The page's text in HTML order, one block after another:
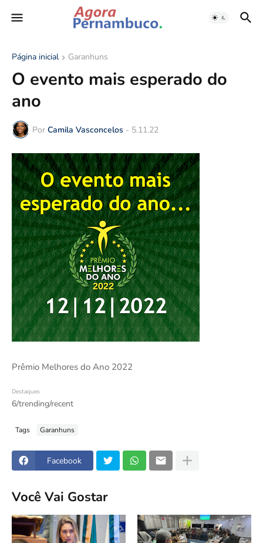
Página inicial Garanhuns
O evento mais esperado do
ano
Por Camila Vasconcelos - 5.11.22
Prêmio Melhores do Ano 2022
Destaques
6/trending/recent
Tags Garanhuns
Facebook
Você Vai Gostar